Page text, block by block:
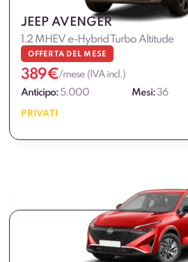
JEEP AVENGER
1.2 MHEV e-Hybrid Turbo Altitude
OFFERTA DEL MESE
389€/mese (IVA incl.)
Anticipo: 5.000 Mesi:36
PRIVATI